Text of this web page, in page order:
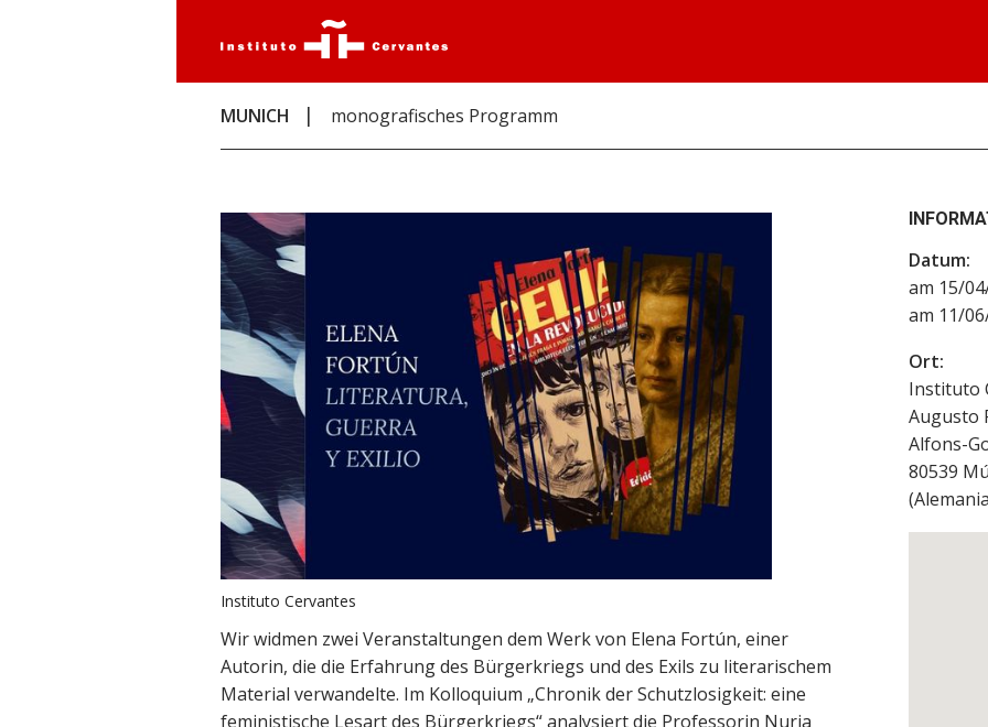
MUNICH monografisches Programm
Instituto Cervantes
Wir widmen zwei Veranstaltungen dem Werk von Elena Fortún, einer
Autorin, die die Erfahrung des Bürgerkriegs und des Exils zu literarischem
Material verwandelte. Im Kolloquium „Chronik der Schutzlosigkeit: eine
feministische Lesart des Bürgerkriegs“ analysiert die Professorin Nuria
Datum:
am 15/
am 11/
Ort:
Instituto
Augusto
Alfons-
80539
(